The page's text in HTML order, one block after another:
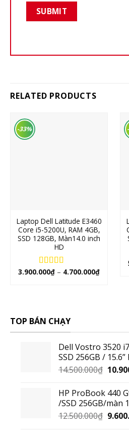
RELATED PRODUCTS
-33%
Laptop Dell Latitude E3460
Core i5-5200U, RAM 4GB,
SSD 128GB, Màn14.0 inch
HD
Rated5.00
3.900.000₫ – 4.700.000₫
TOP BÁN CHẠY
Dell Vostro 3520
SSD 256GB /
14.500.000₫
HP ProBook 440
/SSD 256GB/màn
12.500.000₫